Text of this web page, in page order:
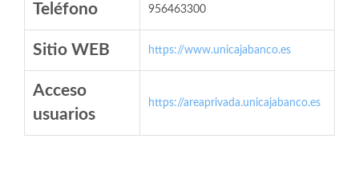
Teléfono 956463300
Sitio WEB https://www.unicajabanco.es
Acceso
usuarios
https://areaprivada.unicajabanco.es